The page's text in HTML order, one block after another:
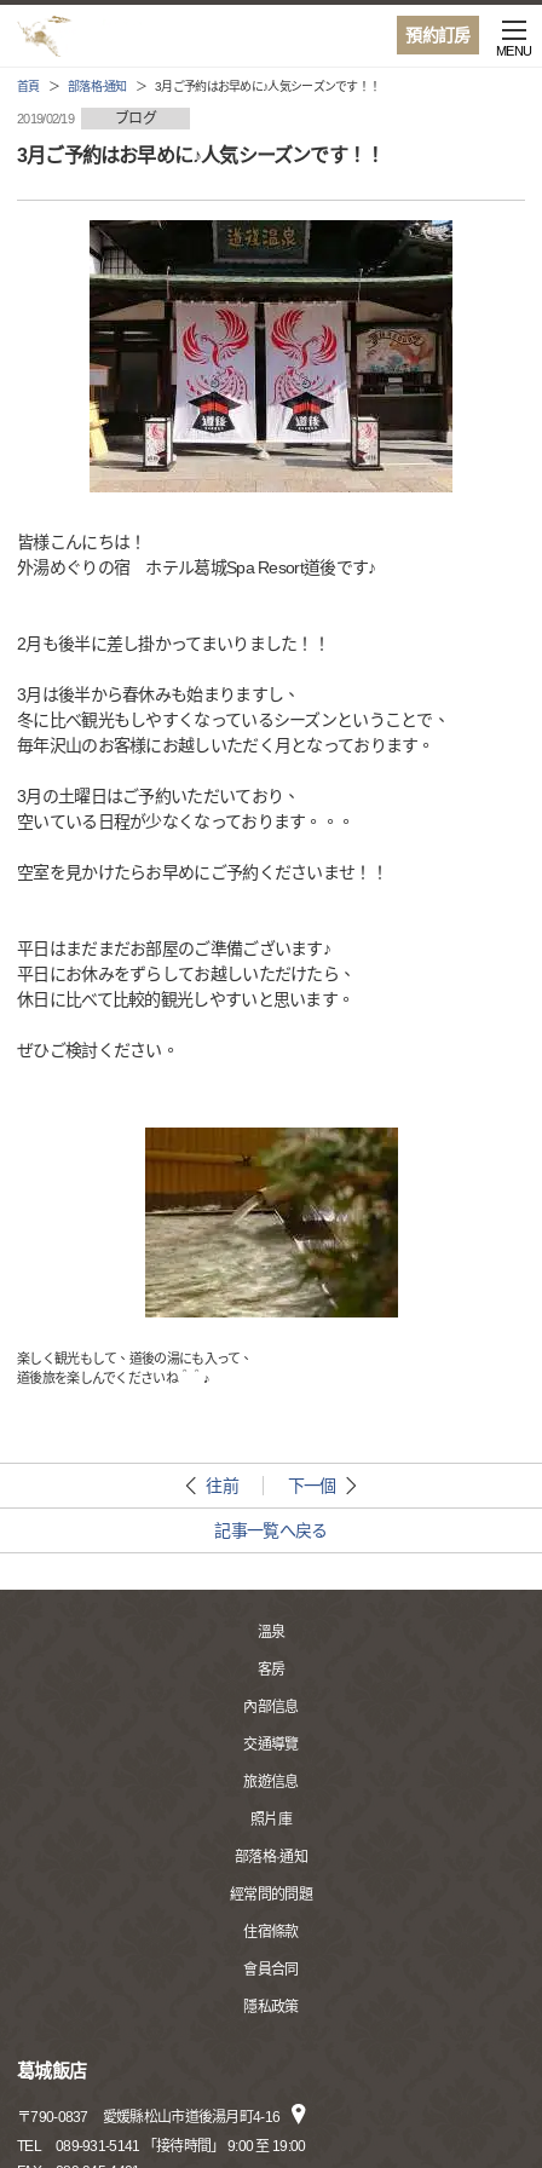
預約訂房
MENU
首頁 部落格·通知 3月ご予約はお早めに♪人気シーズンです！！
2019/02/19 ブログ
3月ご予約はお早めに♪人気シーズンです！！
皆様こんにちは！
外湯めぐりの宿 ホテル葛城Spa Resort道後です♪
2月も後半に差し掛かってまいりました！！
3月は後半から春休みも始まりますし、
冬に比べ観光もしやすくなっているシーズンということで、
毎年沢山のお客様にお越しいただく月となっております。
3月の土曜日はご予約いただいており、
空いている日程が少なくなっております。。。
空室を見かけたらお早めにご予約くださいませ！！
平日はまだまだお部屋のご準備ございます♪
平日にお休みをずらしてお越しいただけたら、
休日に比べて比較的観光しやすいと思います。
ぜひご検討ください。
楽しく観光もして、道後の湯にも入って、
道後旅を楽しんでくださいね＾＾♪
往前 下一個
記事一覧へ戻る
溫泉
客房
內部信息
交通導覽
旅遊信息
照片庫
部落格·通知
經常問的問題
住宿條款
會員合同
隱私政策
葛城飯店
〒790-0837
愛媛縣松山市道後湯月町4-16
TEL
089-931-5141 「接待時間」 9:00 至 19:00